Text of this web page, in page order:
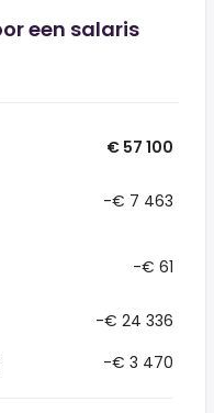
een salaris
€ 57 100
-€ 7 463
-€ 61
-€ 24 336
-€ 3 470